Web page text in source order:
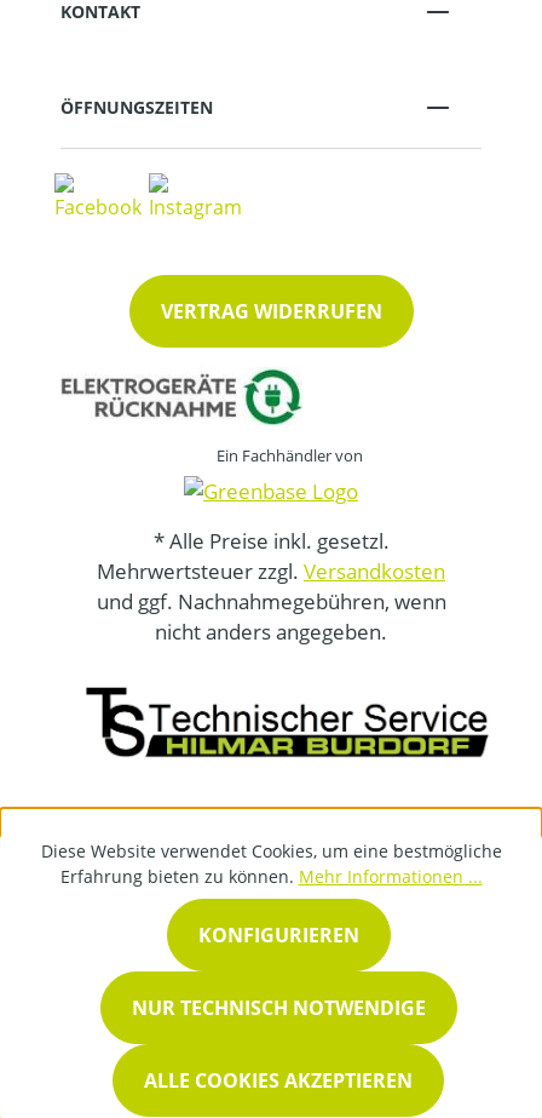
KONTAKT
ÖFFNUNGSZEITEN
VERTRAG WIDERRUFEN
Ein Fachhändler von
* Alle Preise inkl. gesetzl.
Mehrwertsteuer zzgl. Versandkosten
und ggf. Nachnahmegebühren, wenn
nicht anders angegeben.
Diese Website verwendet Cookies, um eine bestmögliche
Erfahrung bieten zu können. Mehr Informationen ...
NUR TECHNISCH NOTWENDIGE
KONFIGURIEREN
ALLE COOKIES AKZEPTIEREN